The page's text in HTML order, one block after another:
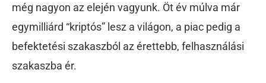
még nagyon az elején vagyunk. Öt év múlva már
egymilliárd “kriptós” lesz a világon, a piac pedig a
befektetési szakaszból az érettebb, felhasználási
szakaszba ér.